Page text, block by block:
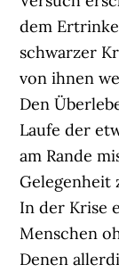
dem
schwarzer
von ihnen
Den
Laufe der
am Rande
Gelegenheit
In der Krise
Menschen
Denen